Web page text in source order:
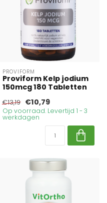
PROVIFORM
Proviform Kelp jodium
150mcg 180 Tabletten
€13,19 €10,79
Op voorraad. Levertijd 1 - 3
werkdagen